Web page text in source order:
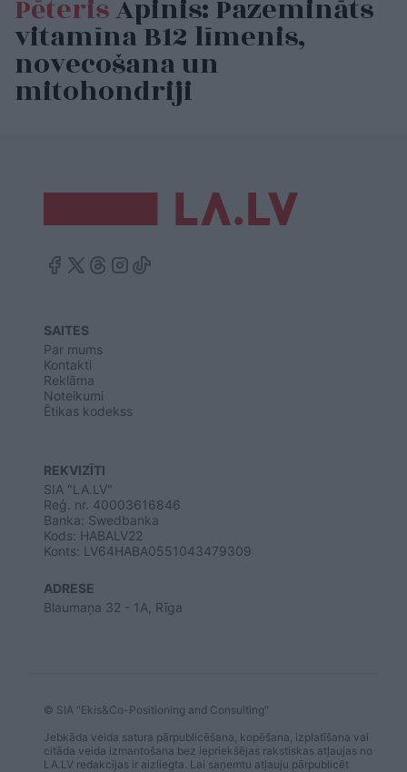
PēterisApinis: Pazemināts
vitamīna B12 līmenis,
novecošana un
mitohondriji
SAITES
Par mums
Kontakti
Reklāma
Noteikumi
Ētikas kodekss
REKVIZĪTI
SIA "LA.LV"
Reģ. nr. 40003616846
Banka: Swedbanka
Kods: HABALV22
Konts: LV64HABA0551043479309
ADRESE
Blaumaņa 32 - 1A, Rīga
© SIA "Ekis&Co-Positioning and Consulting"
Jebkāda veida satura pārpublicēšana, kopēšana, izplatīšana vai
citāda veida izmantošana bez iepriekšējas rakstiskas atļaujas no
LA.LV redakcijas ir aizliegta. Lai saņemtu atļauju pārpublicēt